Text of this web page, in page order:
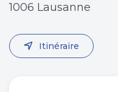
1006 Lausanne
Itinéraire